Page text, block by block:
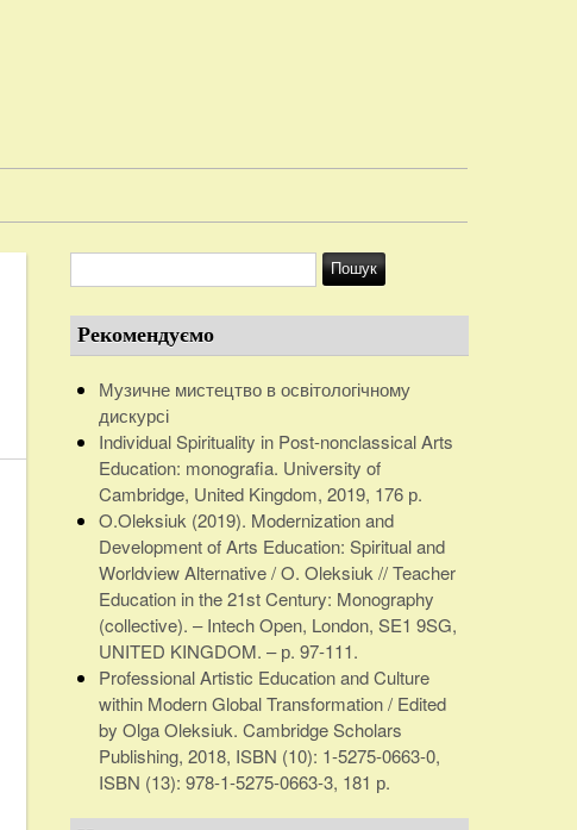
Рекомендуємо
Музичне мистецтво в освітологічному
дискурсі
Individual Spirituality in Post-nonclassical Arts
Education: monografia. University of
Cambridge, United Kingdom, 2019, 176 р.
O.Oleksiuk (2019). Modernization and
Development of Arts Education: Spiritual and
Worldview Alternative / O. Oleksiuk // Teacher
Education in the 21st Century: Monography
(collective). – Intech Open, London, SE1 9SG,
UNITED KINGDOM. – р. 97-111.
Professional Artistic Education and Culture
within Modern Global Transformation / Edited
by Olga Oleksiuk. Cambridge Scholars
Publishing, 2018, ISBN (10): 1-5275-0663-0,
ISBN (13): 978-1-5275-0663-3, 181 р.